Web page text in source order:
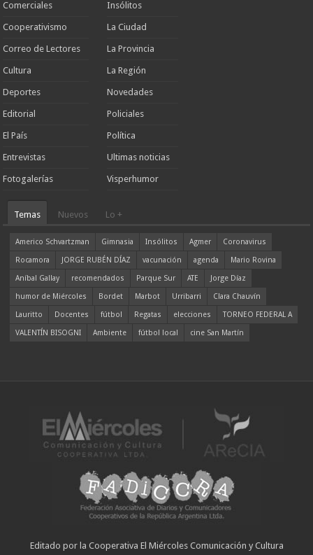
Comerciales
Cooperativismo
Correo de Lectores
Cultura
Deportes
Editorial
El País
Entrevistas
Fotogalerías
Insólitos
La Ciudad
La Provincia
La Región
Novedades
Policiales
Política
Ultimas noticias
Visperhumor
Temas Nuevos Lo +
Americo Schvartzman Gimnasia Insólitos Agmer
Coronavirus
Rocamora
JORGE RUBÉN DÍAZ vacunación agenda
Mario Rovina
Aníbal Gallay
recomendados Parque Sur ATE
Jorge Díaz
humor de Miércoles
Bordet Marbot Urribarri
Clara Chauvín
Lauritto
Docentes fútbol Regatas elecciones
TORNEO FEDERAL A
VALENTÍN BISOGNI
Ambiente fútbol local cine San Martín
Editado por la Cooperativa El Miércoles Comunicación y Cultura